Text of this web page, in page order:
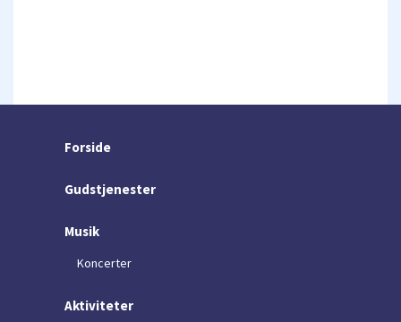
Forside
Gudstjenester
Musik
Koncerter
Aktiviteter